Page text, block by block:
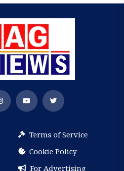
Terms of Service
Cookie Policy
For Advertising